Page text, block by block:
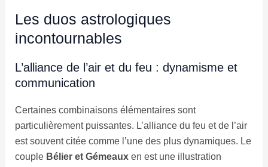
Les duos astrologiques
incontournables
L’alliance de l’air et du feu : dynamisme et
communication
Certaines combinaisons élémentaires sont
particulièrement puissantes. L’alliance du feu et de l’air
est souvent citée comme l’une des plus dynamiques. Le
couple Bélier et Gémeauxen est une illustration